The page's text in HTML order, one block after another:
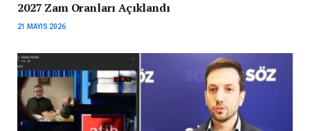
2027 Zam Oranları Açıklandı
21 MAYIS 2026